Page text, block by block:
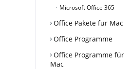
Microsoft Office 365
Office Pakete für Mac
Office Programme
Office Programme für
Mac